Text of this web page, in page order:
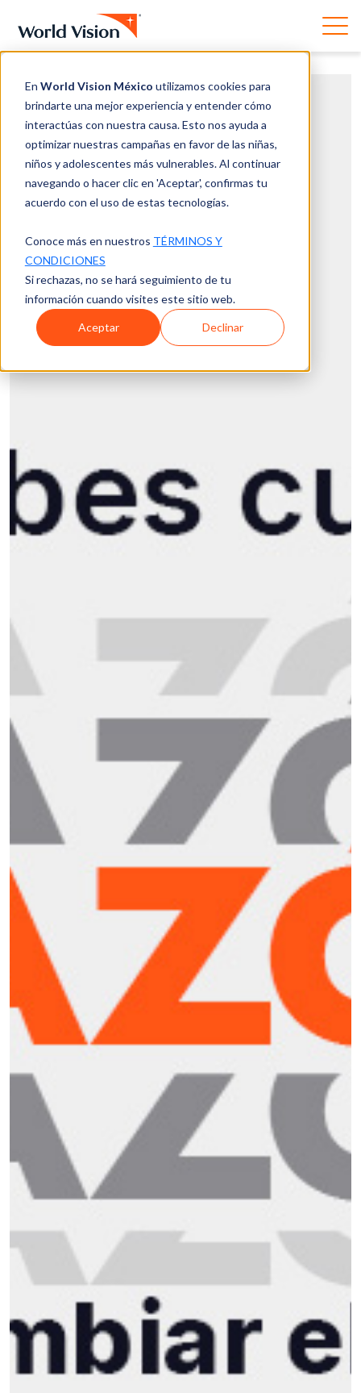
En World Vision México utilizamos cookies para
brindarte una mejor experiencia y entender cómo
interactúas con nuestra causa. Esto nos ayuda a
optimizar nuestras campañas en favor de las niñas,
niños y adolescentes más vulnerables. Al continuar
navegando o hacer clic en 'Aceptar', confirmas tu
acuerdo con el uso de estas tecnologías.
Conoce más en nuestros TÉRMINOS Y
CONDICIONES
Si rechazas, no se hará seguimiento de tu
información cuando visites este sitio web.
Aceptar Declinar